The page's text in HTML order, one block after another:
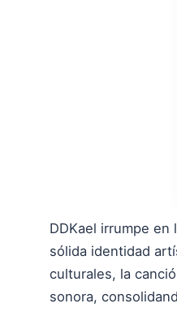
DDKael irrumpe en
sólida identidad
culturales, la
sonora,